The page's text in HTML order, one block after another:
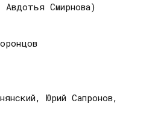
Смирнова)
Юрий Сапронов,